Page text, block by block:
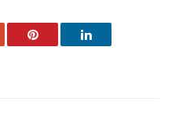
Pinterest LinkedIn